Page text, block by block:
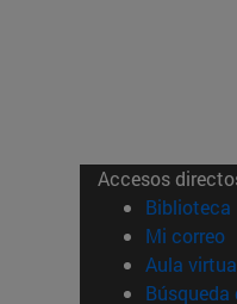
Accesos
Biblioteca
Mi correo
Aula
Búsqueda